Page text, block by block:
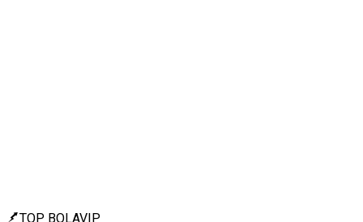
TOP BOLAVIP